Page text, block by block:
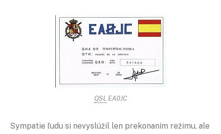
QSL EA0JC
Sympatie ľudu si nevyslúžil len prekonaním režimu, ale